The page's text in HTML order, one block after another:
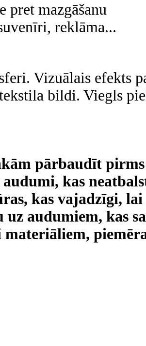
pret mazgāšanu
reklāma...
Vizuālais efekts
bildi. Viegls
pārbaudīt
kas
kas vajadzīgi,
uz audumiem, kas